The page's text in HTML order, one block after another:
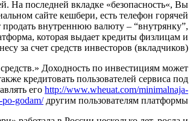
На последней вкладке «безопасность«, Вы
сайте кешбери, есть телефон горячей
внутреннюю валюту – “внутрянку”,
которая выдает кредиты физлицам и
за счет средств инвесторов (вкладчиков).
Доходность по инвестициям может
кредитовать пользователей сервиса под
его http://www.wheuat.com/minimalnaja-
godam/другим пользователям платформы.